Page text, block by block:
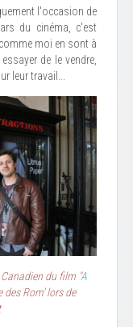
l'occasion de
du cinéma, c'est
moi en sont à
de le vendre,
leur travail...
du film " A
des Rom' lors de